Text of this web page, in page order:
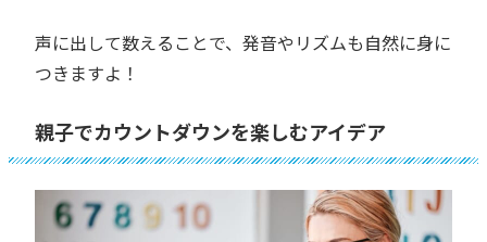
声に出して数えることで、発音やリズムも自然に身に
つきますよ！
親子でカウントダウンを楽しむアイデア